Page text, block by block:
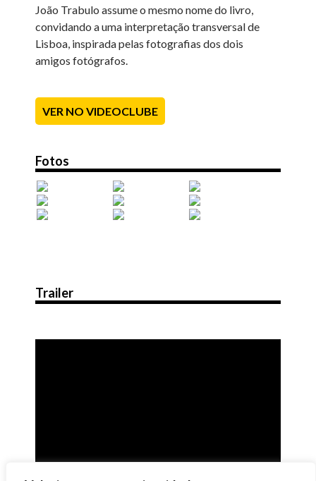
João Trabulo assume o mesmo nome do livro,
convidando a uma interpretação transversal de
Lisboa, inspirada pelas fotografias dos dois
amigos fotógrafos.
VER NO VIDEOCLUBE
Fotos
Trailer